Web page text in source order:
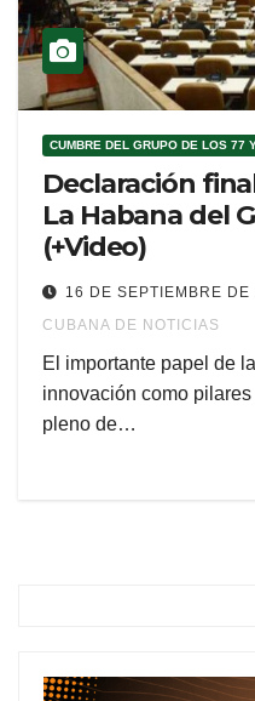
CUMBRE DEL GRUPO DE LOS 77
Declaración
La Habana del
(+Video)
16 DE SEPTIEMBRE DE
CUBANA DE NOTICIAS
El importante papel de
innovación como
pleno de…